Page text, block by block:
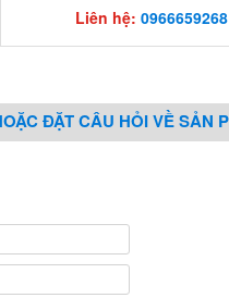
Liên hệ: 0966659268
ĐẶT CÂU HỎI VỀ SẢN